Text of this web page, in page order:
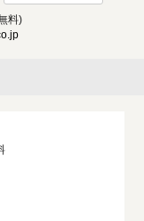
料)